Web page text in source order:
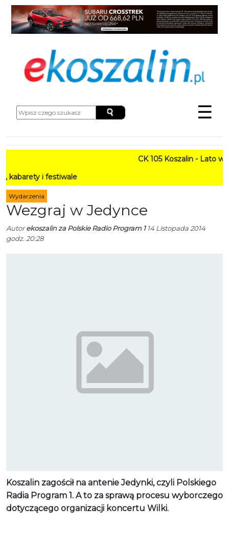
☰
CK 105 Koszalin - Lato w Mieście
i festiwale
Wydarzenia
Wezgraj w Jedynce
Autorekoszalin za Polskie Radio Program 114 Listopada 2014
godz. 20:28
Koszalin zagościł na antenie Jedynki, czyli Polskiego
Radia Program 1. A to za sprawą procesu wyborczego
dotyczącego organizacji koncertu Wilki.